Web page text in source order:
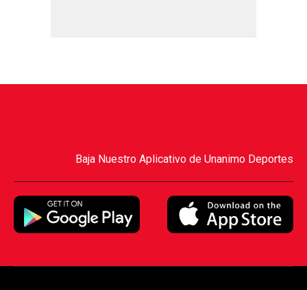
Baja Nuestro Aplicativo de Unanimo Deportes